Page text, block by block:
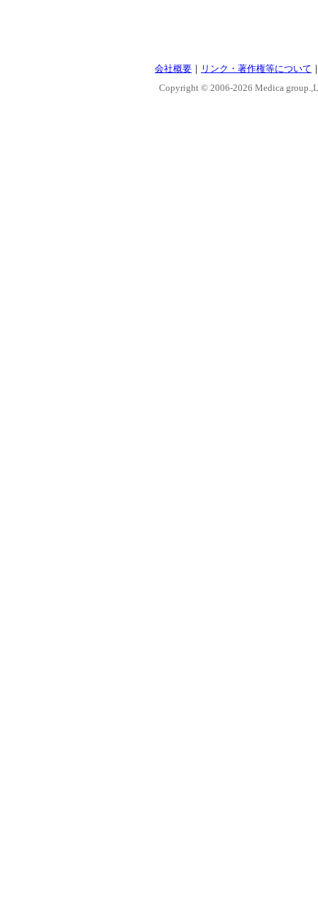
会社概要 ｜ リンク・著作権等について
Copyright © 2006-2026 Medica